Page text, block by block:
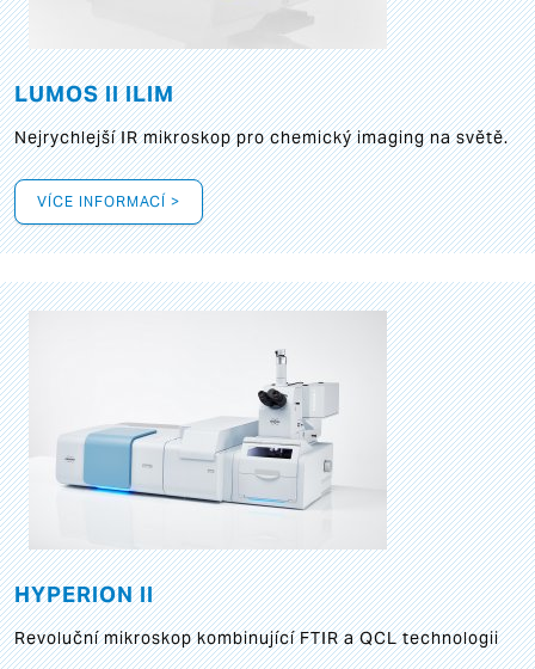
LUMOS II ILIM
Nejrychlejší IR mikroskop pro chemický imaging na světě.
VÍCE INFORMACÍ >
HYPERION II
Revoluční mikroskop kombinující FTIR a QCL technologii